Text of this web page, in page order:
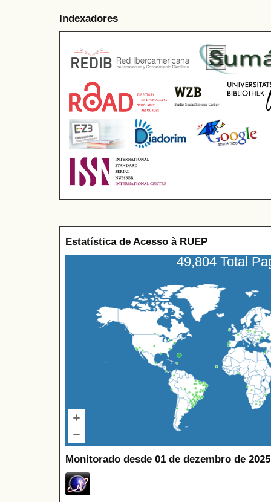
Indexadores
Estatística de Acesso à RUEP
49,804 Total
Monitorado desde 01 de dezembro de